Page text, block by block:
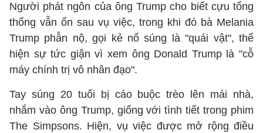
Người phát ngôn của ông Trump cho biết cựu tổng
thống vẫn ổn sau vụ việc, trong khi đó bà Melania
Trump phẫn nộ, gọi kẻ nổ súng là "quái vật", thể
hiện sự tức giận vì xem ông Donald Trump là "cỗ
máy chính trị vô nhân đạo".
Tay súng 20 tuổi bị cáo buộc trèo lên mái nhà,
nhắm vào ông Trump, giống với tình tiết trong phim
The Simpsons. Hiện, vụ việc được mở rộng điều